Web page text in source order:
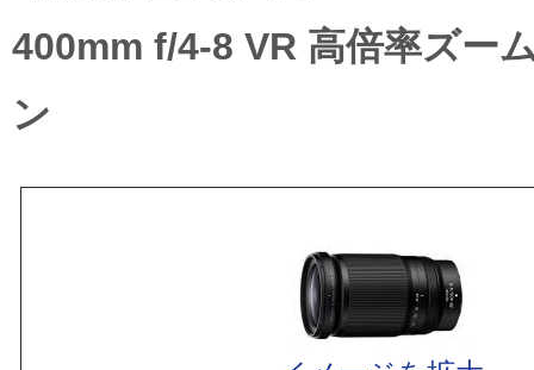
400mm f/4-8 VR 高倍率ズー
ン